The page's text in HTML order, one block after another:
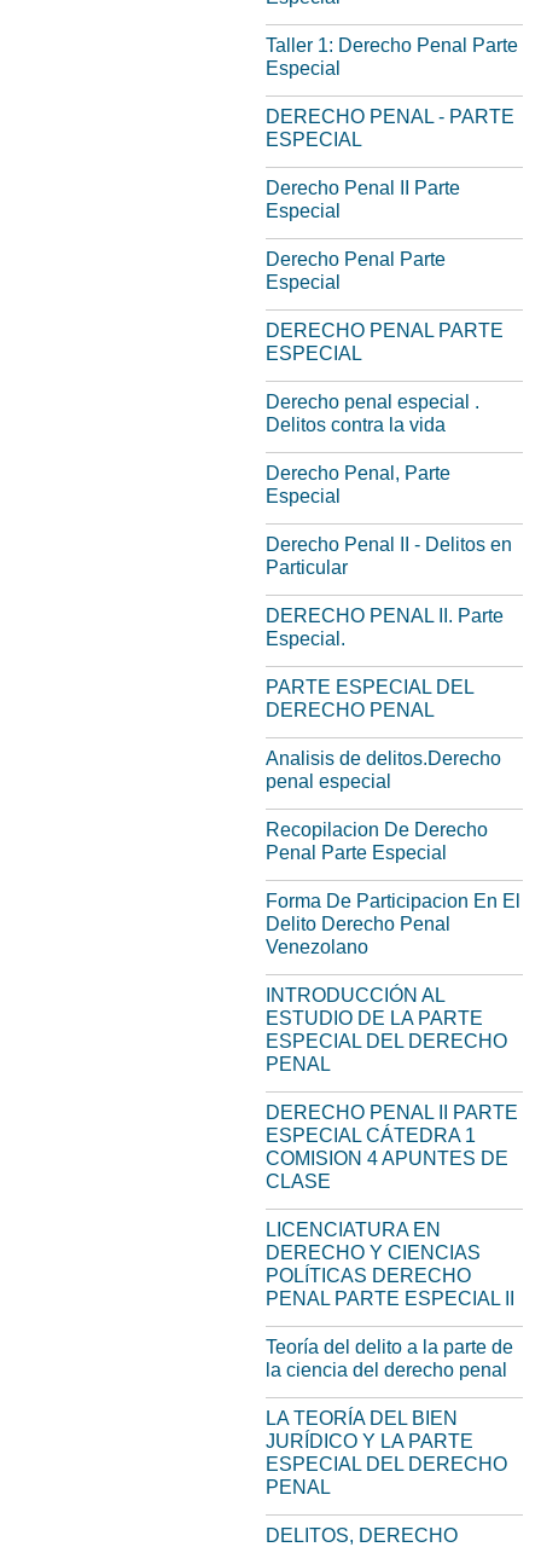
Taller 1: Derecho Penal Parte
Especial
DERECHO PENAL - PARTE
ESPECIAL
Derecho Penal II Parte
Especial
Derecho Penal Parte
Especial
DERECHO PENAL PARTE
ESPECIAL
Derecho penal especial .
Delitos contra la vida
Derecho Penal, Parte
Especial
Derecho Penal II - Delitos en
Particular
DERECHO PENAL II. Parte
Especial.
PARTE ESPECIAL DEL
DERECHO PENAL
Analisis de delitos.Derecho
penal especial
Recopilacion De Derecho
Penal Parte Especial
Forma De Participacion En El
Delito Derecho Penal
Venezolano
INTRODUCCIÓN AL
ESTUDIO DE LA PARTE
ESPECIAL DEL DERECHO
PENAL
DERECHO PENAL II PARTE
ESPECIAL CÁTEDRA 1
COMISION 4 APUNTES DE
CLASE
LICENCIATURA EN
DERECHO Y CIENCIAS
POLÍTICAS DERECHO
PENAL PARTE ESPECIAL II
Teoría del delito a la parte de
la ciencia del derecho penal
LA TEORÍA DEL BIEN
JURÍDICO Y LA PARTE
ESPECIAL DEL DERECHO
PENAL
DELITOS, DERECHO